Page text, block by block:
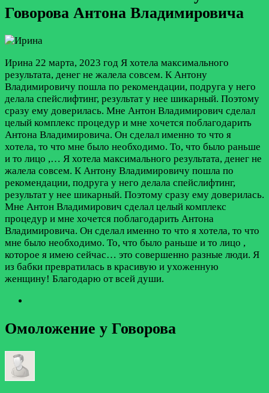
Говорова Антона Владимировича
Ирина 22 марта, 2023 год Я хотела максимального
результата, денег не жалела совсем. К Антону
Владимировичу пошла по рекомендации, подруга у него
делала спейслифтинг, результат у нее шикарный. Поэтому
сразу ему доверилась. Мне Антон Владимирович сделал
целый комплекс процедур и мне хочется поблагодарить
Антона Владимировича. Он сделал именно то что я
хотела, то что мне было необходимо. То, что было раньше
и то лицо ,… Я хотела максимального результата, денег не
жалела совсем. К Антону Владимировичу пошла по
рекомендации, подруга у него делала спейслифтинг,
результат у нее шикарный. Поэтому сразу ему доверилась.
Мне Антон Владимирович сделал целый комплекс
процедур и мне хочется поблагодарить Антона
Владимировича. Он сделал именно то что я хотела, то что
мне было необходимо. То, что было раньше и то лицо ,
которое я имею сейчас… это совершенно разные люди. Я
из бабки превратилась в красивую и ухоженную
женщину! Благодарю от всей души.
Омоложение у Говорова